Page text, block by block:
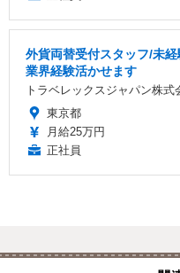
外貨両替受付スタッフ/未
業界経験活かせます
トラベレックスジャパン株式
東京都
月給25万円
正社員